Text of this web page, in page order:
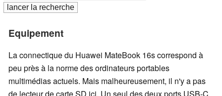
Equipement
La connectique du Huawei MateBook 16s correspond à
peu près à la norme des ordinateurs portables
multimédias actuels. Mais malheureusement, il n'y a pas